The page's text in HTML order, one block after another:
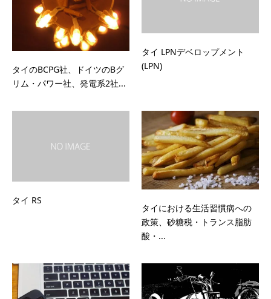
タイのBCPG社、ドイツのBグ
リム・パワー社、発電系2社...
タイ LPNデベロップメント
(LPN)
タイ RS
タイにおける生活習慣病への
政策、砂糖税・トランス脂肪
酸・...